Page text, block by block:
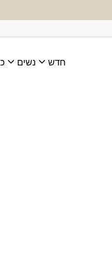
חדש נשים